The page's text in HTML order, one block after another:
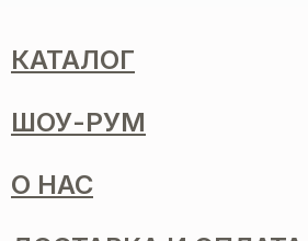
КАТАЛОГ
ШОУ-РУМ
О НАС